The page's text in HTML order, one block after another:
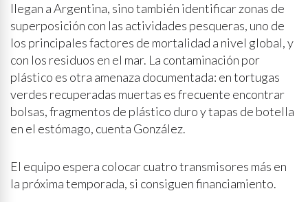
llegan a Argentina, sino también identificar zonas de
superposición con las actividades pesqueras, uno de
los principales factores de mortalidad a nivel global, y
con los residuos en el mar. La contaminación por
plástico es otra amenaza documentada: en tortugas
verdes recuperadas muertas es frecuente encontrar
bolsas, fragmentos de plástico duro y tapas de botella
en el estómago, cuenta González.
El equipo espera colocar cuatro transmisores más en
la próxima temporada, si consiguen financiamiento.